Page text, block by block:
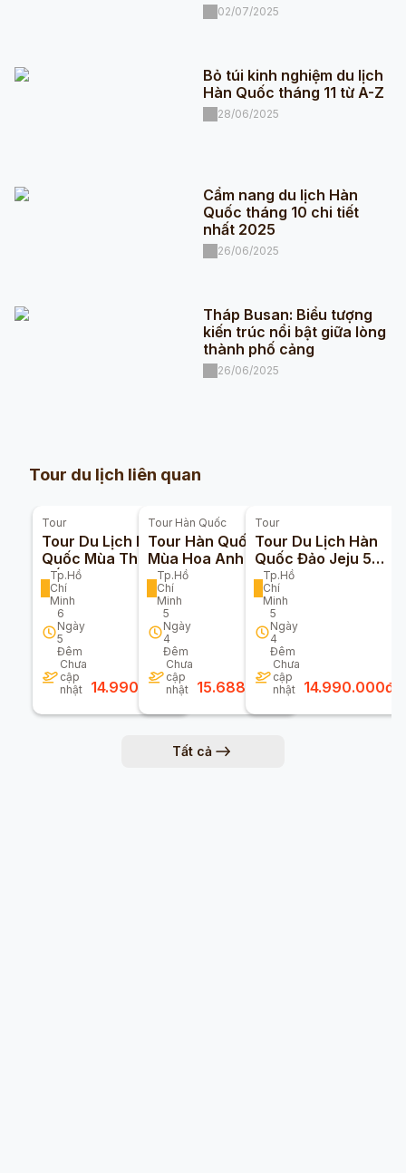
02/07/2025
Bỏ túi kinh nghiệm du lịch
Hàn Quốc tháng 11 từ A-Z
28/06/2025
Cẩm nang du lịch Hàn
Quốc tháng 10 chi tiết
nhất 2025
26/06/2025
Tháp Busan: Biểu tượng
kiến trúc nổi bật giữa lòng
thành phố cảng
26/06/2025
Tour du lịch liên quan
Tour
Tour Du Lịch Hàn
Quốc Mùa Thu Giá
Tốt Năm 2025
Tp.Hồ
Chí
Minh
6
Ngày
5
Đêm
Chưa
cập
nhật
14.990.000đ
Tour Hàn Quốc
Tour Hàn Quốc
Mùa Hoa Anh Đào
Trọn Gói Giá Rẻ
2026
Tp.Hồ
Chí
Minh
5
Ngày
4
Đêm
Chưa
cập
nhật
15.688.000đ
Tour
Tour Du Lịch Hàn
Quốc Đảo Jeju 5
Ngày 4 Đêm Giá
Tốt
Tp.Hồ
Chí
Minh
5
Ngày
4
Đêm
Chưa
cập
nhật
14.990.000đ
Tất cả